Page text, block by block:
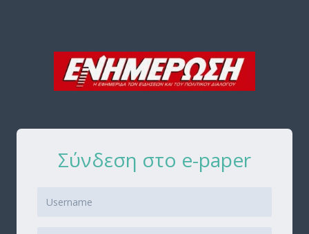
Σύνδεση στο e-paper